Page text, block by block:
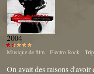
2004
Musique de film Electro Rock
On avait des raisons d'avoir